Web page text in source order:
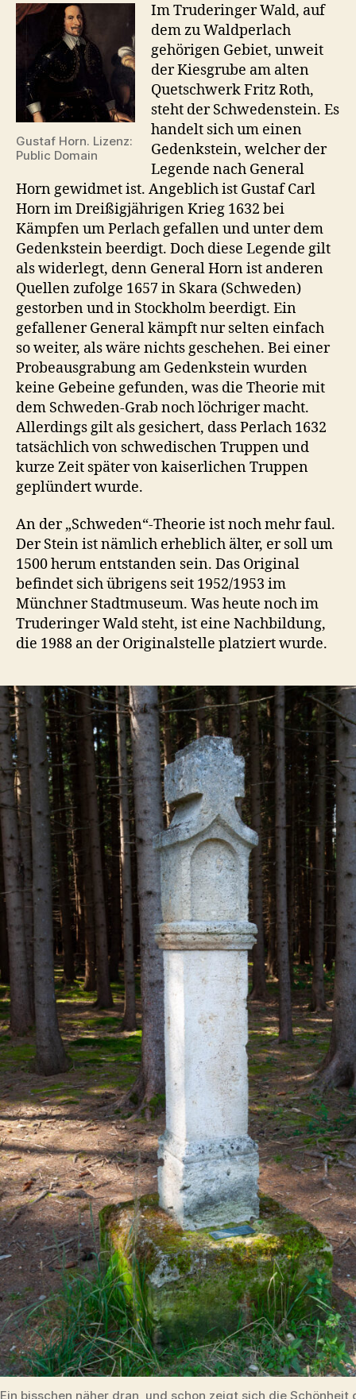
Gustaf Horn. Lizenz:
Public Domain
Im Truderinger Wald, auf
dem zu Waldperlach
gehörigen Gebiet, unweit
der Kiesgrube am alten
Quetschwerk Fritz Roth,
steht der Schwedenstein. Es
handelt sich um einen
Gedenkstein, welcher der
Legende nach General
Horn gewidmet ist. Angeblich ist Gustaf Carl
Horn im Dreißigjährigen Krieg 1632 bei
Kämpfen um Perlach gefallen und unter dem
Gedenkstein beerdigt. Doch diese Legende gilt
als widerlegt, denn General Horn ist anderen
Quellen zufolge 1657 in Skara (Schweden)
gestorben und in Stockholm beerdigt. Ein
gefallener General kämpft nur selten einfach
so weiter, als wäre nichts geschehen. Bei einer
Probeausgrabung am Gedenkstein wurden
keine Gebeine gefunden, was die Theorie mit
dem Schweden-Grab noch löchriger macht.
Allerdings gilt als gesichert, dass Perlach 1632
tatsächlich von schwedischen Truppen und
kurze Zeit später von kaiserlichen Truppen
geplündert wurde.
An der „Schweden“-Theorie ist noch mehr faul.
Der Stein ist nämlich erheblich älter, er soll um
1500 herum entstanden sein. Das Original
befindet sich übrigens seit 1952/1953 im
Münchner Stadtmuseum. Was heute noch im
Truderinger Wald steht, ist eine Nachbildung,
die 1988 an der Originalstelle platziert wurde.
Ein bisschen näher dran, und schon zeigt sich die Schönheit